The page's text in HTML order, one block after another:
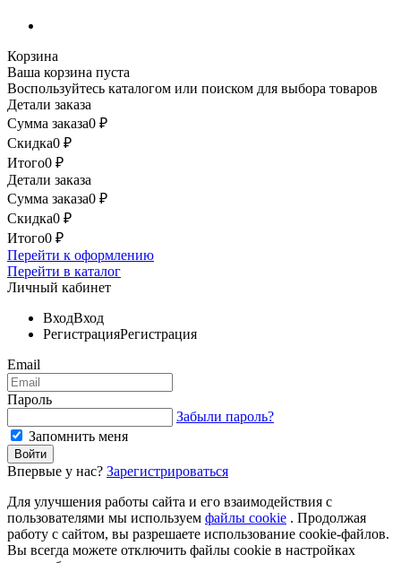
Корзина
Ваша корзина пуста
Воспользуйтесь каталогом или поиском для выбора товаров
Детали заказа
Сумма заказа0 ₽
Скидка0 ₽
Итого0 ₽
Детали заказа
Сумма заказа0 ₽
Скидка0 ₽
Итого0 ₽
Перейти к оформлению
Перейти в каталог
Личный кабинет
ВходВход
РегистрацияРегистрация
Email
Пароль
Забыли пароль?
Запомнить меня
Впервые у нас? Зарегистрироваться
Для улучшения работы сайта и его взаимодействия с
пользователями мы используем файлы cookie . Продолжая
работу с сайтом, вы разрешаете использование cookie-файлов.
Вы всегда можете отключить файлы cookie в настройках